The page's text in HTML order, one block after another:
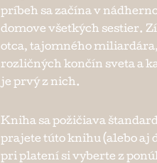
príbeh sa začína v
domove všetkých sestier.
otca, tajomného
rozličných končín sveta a
je prvý z nich.
Kniha sa požičiava
prajete túto knihu (alebo aj
pri platení si vyberte z